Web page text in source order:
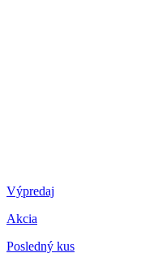
Výpredaj
Akcia
Posledný kus